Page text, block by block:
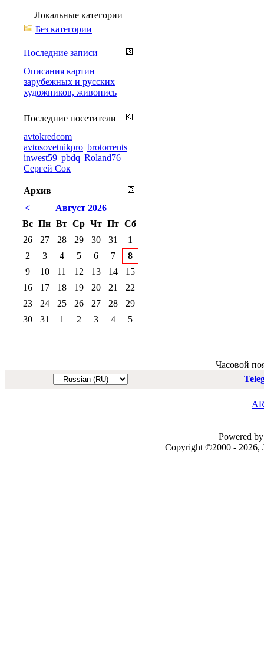
Локальные категории
Без категории
Последние записи
Описания картин
зарубежных и русских
художников, живопись
Последние посетители
avtokredcom
avtosovetnikpro brotorrents
inwest59 pbdq Roland76
Сергей Сок
Архив
<
Август 2026
Вс Пн Вт Ср Чт Пт Сб
26
27 28 29 30 31
1
2
3 4 5 6 7
8
9
10 11 12 13 14
15
16
17 18 19 20 21
22
23
24 25 26 27 28
29
30
31 1 2 3 4 5
Часовой
Powered
Copyright ©2000 - 2026,